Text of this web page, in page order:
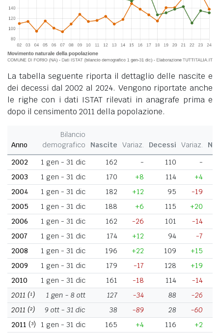
La tabella seguente riporta il dettaglio delle nascite e
dei decessi dal 2002 al 2024. Vengono riportate anche
le righe con i dati ISTAT rilevati in anagrafe prima e
dopo il censimento 2011 della popolazione.
Anno
Bilancio
demografico
Nascite Variaz. Decessi Variaz.
2002
1 gen - 31 dic 162 - 110
-
2003
1 gen - 31 dic 170 +8 114
+4
2004
1 gen - 31 dic 182 +12 95
-19
2005
1 gen - 31 dic 188 +6 115
+20
2006
1 gen - 31 dic 162 -26 101
-14
2007
1 gen - 31 dic 174 +12 94
-7
2008
1 gen - 31 dic 196 +22 109
+15
2009
1 gen - 31 dic 179 -17 128
+19
2010
1 gen - 31 dic 161 -18 114
-14
2011 (¹) 1 gen - 8 ott 127 -34 88
-26
2011 (²) 9 ott - 31 dic 38 -89 28
-60
2011 (³) 1 gen - 31 dic 165 +4 116
+2